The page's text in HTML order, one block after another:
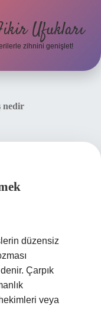
Ufukları
zihnini genişlet!
nedir
düzensiz
Çarpık
veya